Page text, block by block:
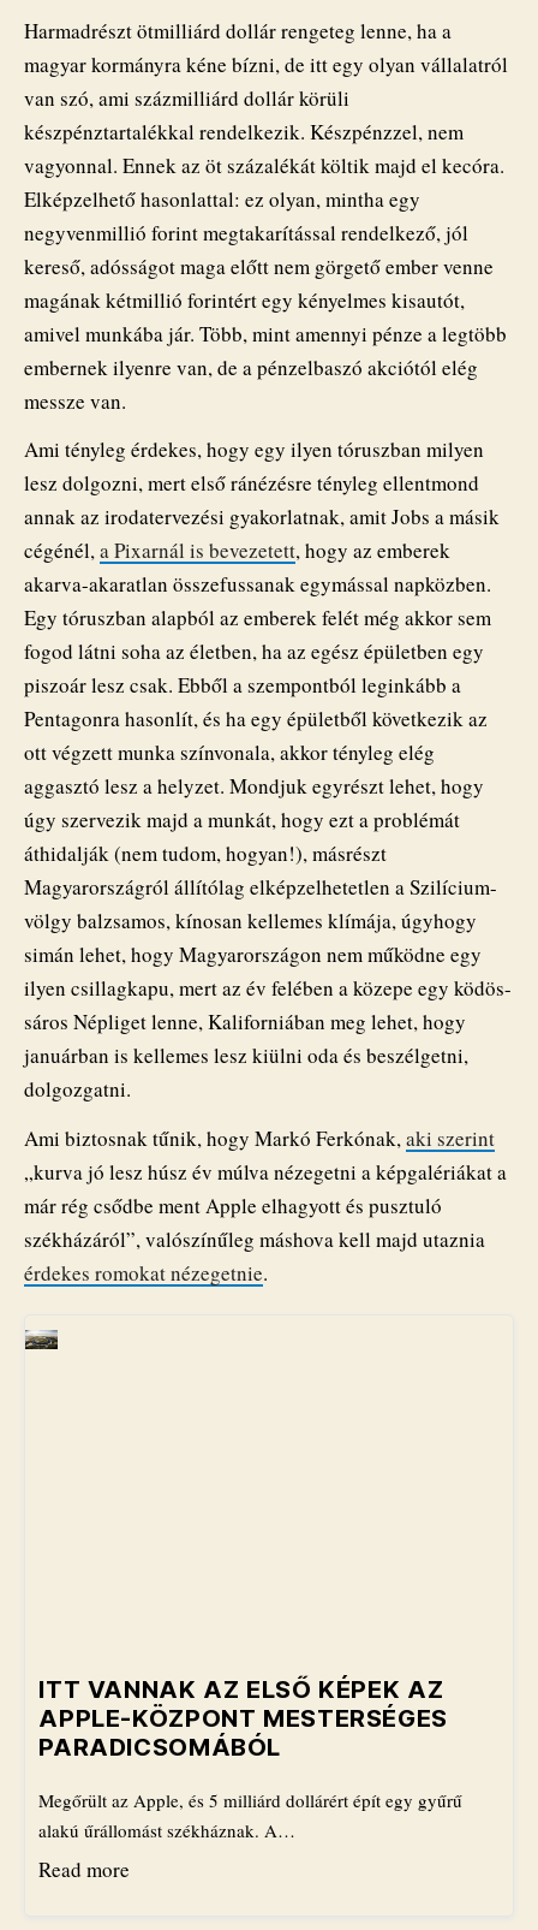
Harmadrészt ötmilliárd dollár rengeteg lenne, ha a
magyar kormányra kéne bízni, de itt egy olyan vállalatról
van szó, ami százmilliárd dollár körüli
készpénztartalékkal rendelkezik. Készpénzzel, nem
vagyonnal. Ennek az öt százalékát költik majd el kecóra.
Elképzelhető hasonlattal: ez olyan, mintha egy
negyvenmillió forint megtakarítással rendelkező, jól
kereső, adósságot maga előtt nem görgető ember venne
magának kétmillió forintért egy kényelmes kisautót,
amivel munkába jár. Több, mint amennyi pénze a legtöbb
embernek ilyenre van, de a pénzelbaszó akciótól elég
messze van.
Ami tényleg érdekes, hogy egy ilyen tóruszban milyen
lesz dolgozni, mert első ránézésre tényleg ellentmond
annak az irodatervezési gyakorlatnak, amit Jobs a másik
cégénél,a Pixarnál is bevezetett, hogy az emberek
akarva-akaratlan összefussanak egymással napközben.
Egy tóruszban alapból az emberek felét még akkor sem
fogod látni soha az életben, ha az egész épületben egy
piszoár lesz csak. Ebből a szempontból leginkább a
Pentagonra hasonlít, és ha egy épületből következik az
ott végzett munka színvonala, akkor tényleg elég
aggasztó lesz a helyzet. Mondjuk egyrészt lehet, hogy
úgy szervezik majd a munkát, hogy ezt a problémát
áthidalják (nem tudom, hogyan!), másrészt
Magyarországról állítólag elképzelhetetlen a Szilícium-
völgy balzsamos, kínosan kellemes klímája, úgyhogy
simán lehet, hogy Magyarországon nem működne egy
ilyen csillagkapu, mert az év felében a közepe egy ködös-
sáros Népliget lenne, Kaliforniában meg lehet, hogy
januárban is kellemes lesz kiülni oda és beszélgetni,
dolgozgatni.
Ami biztosnak tűnik, hogy Markó Ferkónak, aki szerint
„kurva jó lesz húsz év múlva nézegetni a képgalériákat a
már rég csődbe ment Apple elhagyott és pusztuló
székházáról”, valószínűleg máshova kell majd utaznia
érdekes romokat nézegetnie.
ITT VANNAK AZ ELSŐ KÉPEK AZ
APPLE-KÖZPONT MESTERSÉGES
PARADICSOMÁBÓL
Megőrült az Apple, és 5 milliárd dollárért épít egy gyűrű
alakú űrállomást székháznak. A…
Read more